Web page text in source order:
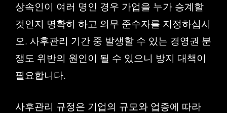
상속인이 여러 명인 경우 가업을 누가 승계할
것인지 명확히 하고 의무 준수자를 지정하십시
오. 사후관리 기간 중 발생할 수 있는 경영권 분
쟁도 위반의 원인이 될 수 있으니 방지 대책이
필요합니다.
사후관리 규정은 기업의 규모와 업종에 따라